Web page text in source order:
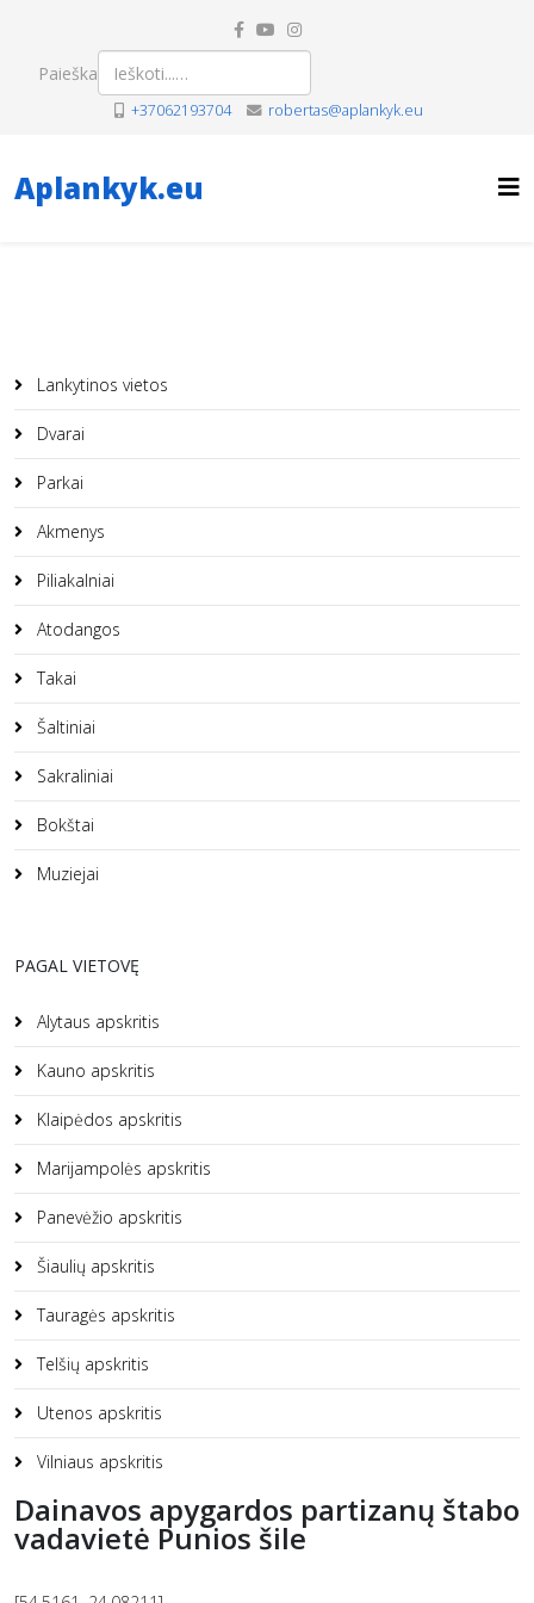
Paieška
+37062193704 robertas@aplankyk.eu
Aplankyk.eu
Lankytinos vietos
Dvarai
Parkai
Akmenys
Piliakalniai
Atodangos
Takai
Šaltiniai
Sakraliniai
Bokštai
Muziejai
PAGAL VIETOVĘ
Alytaus apskritis
Kauno apskritis
Klaipėdos apskritis
Marijampolės apskritis
Panevėžio apskritis
Šiaulių apskritis
Tauragės apskritis
Telšių apskritis
Utenos apskritis
Vilniaus apskritis
Dainavos apygardos partizanų štabo
vadavietė Punios šile